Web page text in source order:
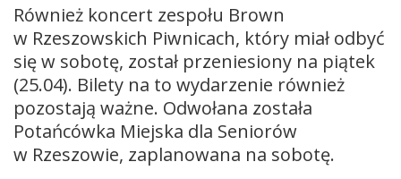
Również koncert zespołu Brown
w Rzeszowskich Piwnicach, który miał odbyć
się w sobotę, został przeniesiony na piątek
(25.04). Bilety na to wydarzenie również
pozostają ważne. Odwołana została
Potańcówka Miejska dla Seniorów
w Rzeszowie, zaplanowana na sobotę.